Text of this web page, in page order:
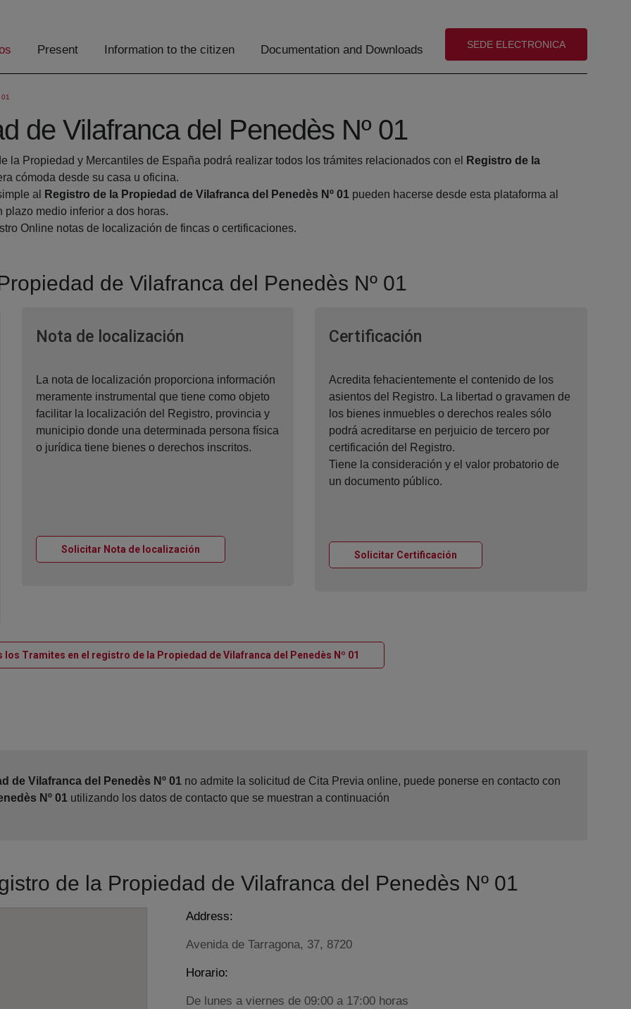
Present Information to the citizen Documentation and Downloads (abre en nueva ventana)
SEDE ELECTRONICA
01
de Vilafranca del Penedès Nº 01
la Propiedad y Mercantiles de España podrá realizar todos los trámites relacionados con el
Registro de la
cómoda desde su casa u oficina.
al
Registro de la Propiedad de Vilafranca del Penedès Nº 01 pueden hacerse desde esta plataforma al
plazo medio inferior a dos horas.
Online notas de localización de fincas o certificaciones.
de Vilafranca del Penedès Nº 01
Nota de localizaciónVentana nueva
La nota de localización proporciona información
meramente instrumental que tiene como objeto
facilitar la localización del Registro, provincia y
municipio donde una determinada persona física
o jurídica tiene bienes o derechos inscritos.
Solicitar Nota de localizaciónVentana nueva
Certificación
Acredita fehacientemente el contenido de los
asientos del Registro. La libertad o gravamen de
los bienes inmuebles o derechos reales sólo
podrá acreditarse en perjuicio de tercero por
certificación del Registro.
Tiene la consideración y el valor probatorio de
un documento público.
Solicitar Certificación
los Tramites en el registro de la Propiedad de Vilafranca del Penedès Nº 01
de Vilafranca del Penedès Nº 01 no admite la solicitud de Cita Previa online, puede ponerse en contacto con
Nº 01 utilizando los datos de contacto que se muestran a continuación
de la Propiedad de Vilafranca del Penedès Nº 01
Address:
Avenida de Tarragona, 37, 8720
Horario:
De lunes a viernes de 09:00 a 17:00 horas